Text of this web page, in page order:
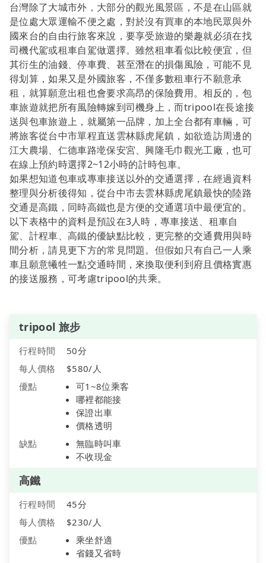
台灣除了大城市外，大部分的觀光風景區，不是在山區就
是位處大眾運輸不便之處，對於沒有買車的本地民眾與外
國來台的自由行旅客來說，要享受旅遊的樂趣就必須在找
司機代駕或租車自駕做選擇。雖然租車看似比較便宜，但
其衍生的油錢、停車費、甚至潛在的損傷風險，可能不見
得划算，如果又是外國旅客，不僅多數租車行不願意承
租，就算願意出租也會要求高昂的保險費用。相反的，包
車旅遊就把所有風險轉嫁到司機身上，而tripool在長途接
送與包車旅遊上，就屬第一品牌，加上全台都有車輛，可
將旅客從台中市單程直送雲林縣虎尾鎮，如欲造訪周邊的
江大農場、仁德車路墘保安宮、興隆毛巾觀光工廠，也可
在線上預約時選擇2~12小時的計時包車。
如果想知道包車或專車接送以外的交通選擇，在經過資料
整理與分析後得知，從台中市去雲林縣虎尾鎮最快的陸路
交通是高鐵，同時高鐵也是方便的交通選項中最便宜的。
以下表格中的資料是預設在3人時，專車接送、租車自
駕、計程車、高鐵的優缺點比較，更完整的交通費用與時
間分析，請見更下方的常見問題。但假如只有自己一人乘
車且願意犧牲一點交通時間，來換取便利到府且價格實惠
的接送服務，可考慮tripool的共乘。
tripool 旅步
行程時間
50分
每人價格
$580/人
優點
可1~8位乘客
哪裡都能接
保證出車
價格透明
缺點
無臨時叫車
不收現金
高鐵
行程時間
45分
每人價格
$230/人
優點
乘坐舒適
省錢又省時